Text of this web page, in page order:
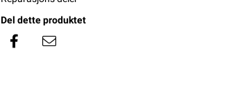
Del dette produktet